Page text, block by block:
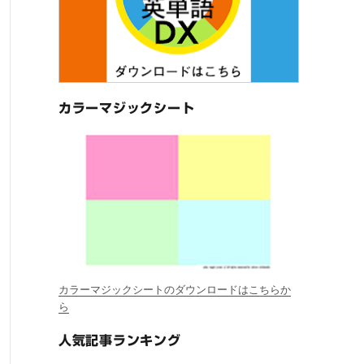
カラーマジックシート
カラーマジックシートのダウンロードはこちらか
ら
人気記事ランキング